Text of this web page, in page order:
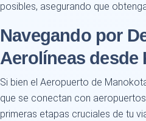
posibles, asegurando que
Navegando por
Aerolíneas desde
Si bien el Aeropuerto de
que se conectan con
primeras etapas cruciales de tu